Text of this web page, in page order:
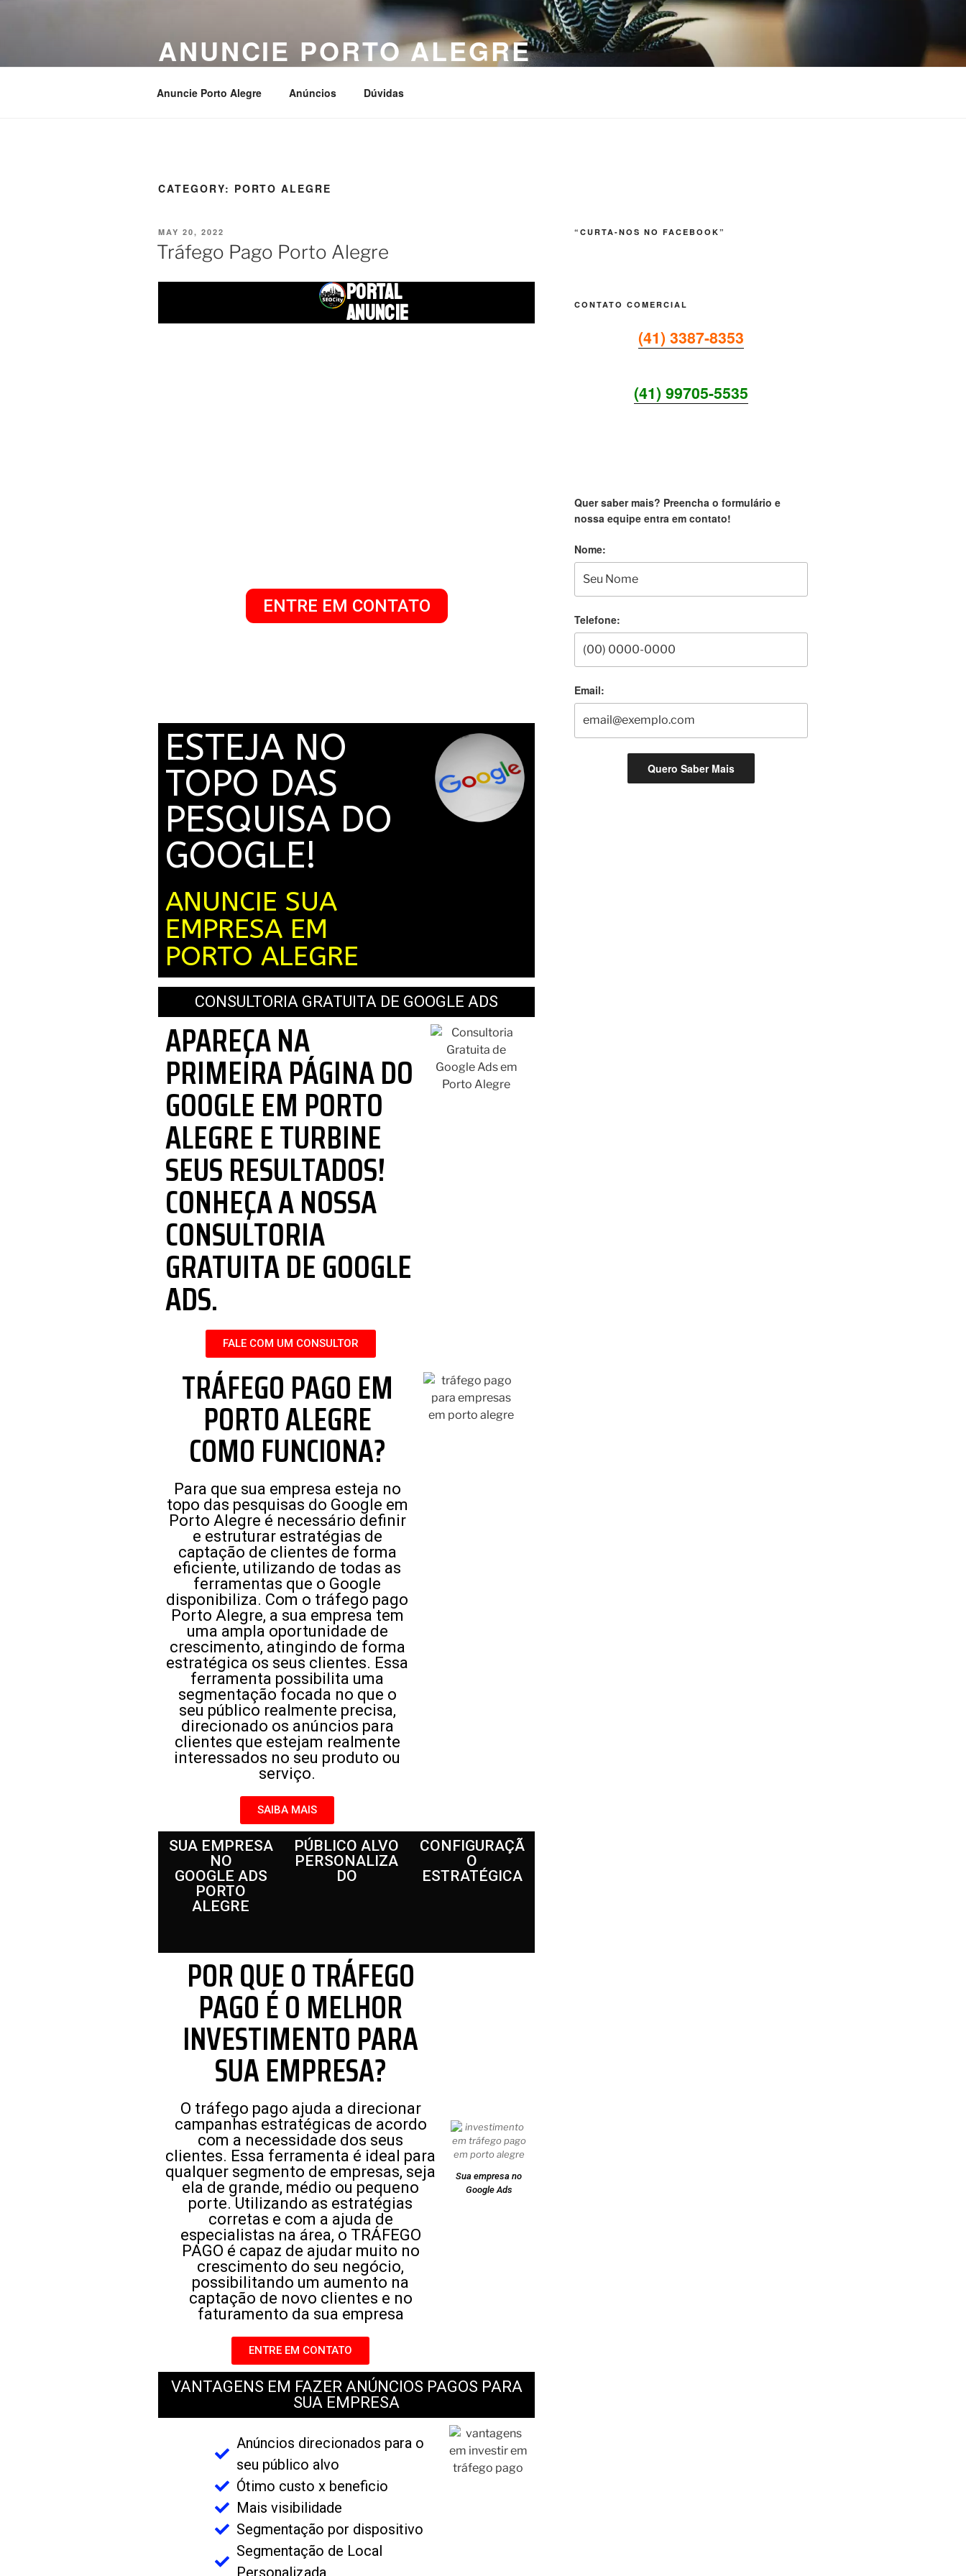
ANUNCIE PORTO ALEGRE
Anuncie Porto Alegre Anúncios Dúvidas
CATEGORY: PORTO ALEGRE
MAY 20, 2022
Tráfego Pago Porto Alegre
PORTAL
ANUNCIE
ENTRE EM CONTATO
ESTEJA NO
TOPO DAS
PESQUISA DO
GOOGLE!
ANUNCIE SUA
EMPRESA EM
PORTO ALEGRE
CONSULTORIA GRATUITA DE GOOGLE ADS
APAREÇA NA
PRIMEIRA PÁGINA DO
GOOGLE EM PORTO
ALEGRE E TURBINE
SEUS RESULTADOS!
CONHEÇA A NOSSA
CONSULTORIA
GRATUITA DE GOOGLE
ADS.
FALE COM UM CONSULTOR
TRÁFEGO PAGO EM
PORTO ALEGRE
COMO FUNCIONA?
Para que sua empresa esteja no
topo das pesquisas do Google em
Porto Alegre é necessário definir
e estruturar estratégias de
captação de clientes de forma
eficiente, utilizando de todas as
ferramentas que o Google
disponibiliza. Com o tráfego pago
Porto Alegre, a sua empresa tem
uma ampla oportunidade de
crescimento, atingindo de forma
estratégica os seus clientes. Essa
ferramenta possibilita uma
segmentação focada no que o
seu público realmente precisa,
direcionado os anúncios para
clientes que estejam realmente
interessados no seu produto ou
serviço.
SAIBA MAIS
SUA EMPRESA
NO
GOOGLE ADS
PORTO
ALEGRE
PÚBLICO ALVO
PERSONALIZA
DO
CONFIGURAÇÃ
O
ESTRATÉGICA
POR QUE O TRÁFEGO
PAGO É O MELHOR
INVESTIMENTO PARA
SUA EMPRESA?
O tráfego pago ajuda a direcionar
campanhas estratégicas de acordo
com a necessidade dos seus
clientes. Essa ferramenta é ideal para
qualquer segmento de empresas, seja
ela de grande, médio ou pequeno
porte. Utilizando as estratégias
corretas e com a ajuda de
especialistas na área, o TRÁFEGO
PAGO é capaz de ajudar muito no
crescimento do seu negócio,
possibilitando um aumento na
captação de novo clientes e no
faturamento da sua empresa
ENTRE EM CONTATO
Sua empresa no
Google Ads
VANTAGENS EM FAZER ANÚNCIOS PAGOS PARA
SUA EMPRESA
Anúncios direcionados para o
seu público alvo
Ótimo custo x beneficio
Mais visibilidade
Segmentação por dispositivo
Segmentação de Local
Personalizada
“CURTA-NOS NO FACEBOOK”
CONTATO COMERCIAL
(41) 3387-8353
(41) 99705-5535
Quer saber mais? Preencha o formulário e
nossa equipe entra em contato!
Nome:
Telefone:
Email: